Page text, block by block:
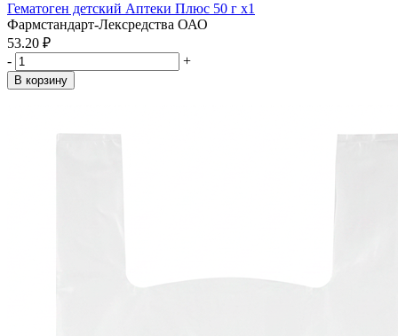
Гематоген детский Аптеки Плюс 50 г x1
Фармстандарт-Лексредства ОАО
53.20 ₽
-
+
В корзину